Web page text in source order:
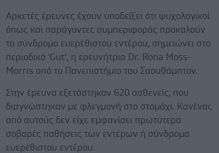
Αρκετές έρευνες έχουν υποδείξει ότι ψυχολογικοί
όπως και παράγοντες συμπεριφοράς προκαλούν
το σύνδρομο ευερέθιστου εντέρου, σημειώνει στο
περιοδικό ‘Gut’, η ερευνήτρια Dr. Rona Moss-
Morris από το Πανεπιστήμιο του Σαουθάμπτον.
Στην έρευνα εξετάστηκαν 620 ασθενείς, που
διαγνώστηκαν με φλεγμονή στο στομάχι. Κανένας
από αυτούς δεν είχε εμφανίσει πρωτύτερα
σοβαρές παθήσεις των εντέρων ή σύνδρομο
ευερέθιστου εντέρου.